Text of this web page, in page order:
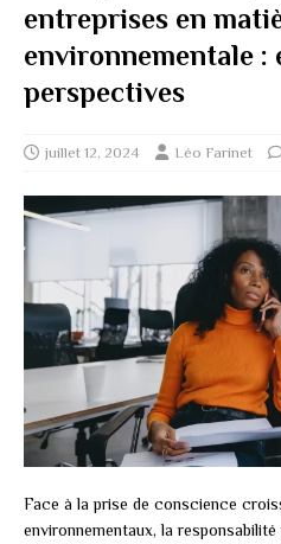
entreprises en
environnementale :
perspectives
juillet 12, 2024 Léo Farinet
Face à la prise de conscience
environnementaux, la